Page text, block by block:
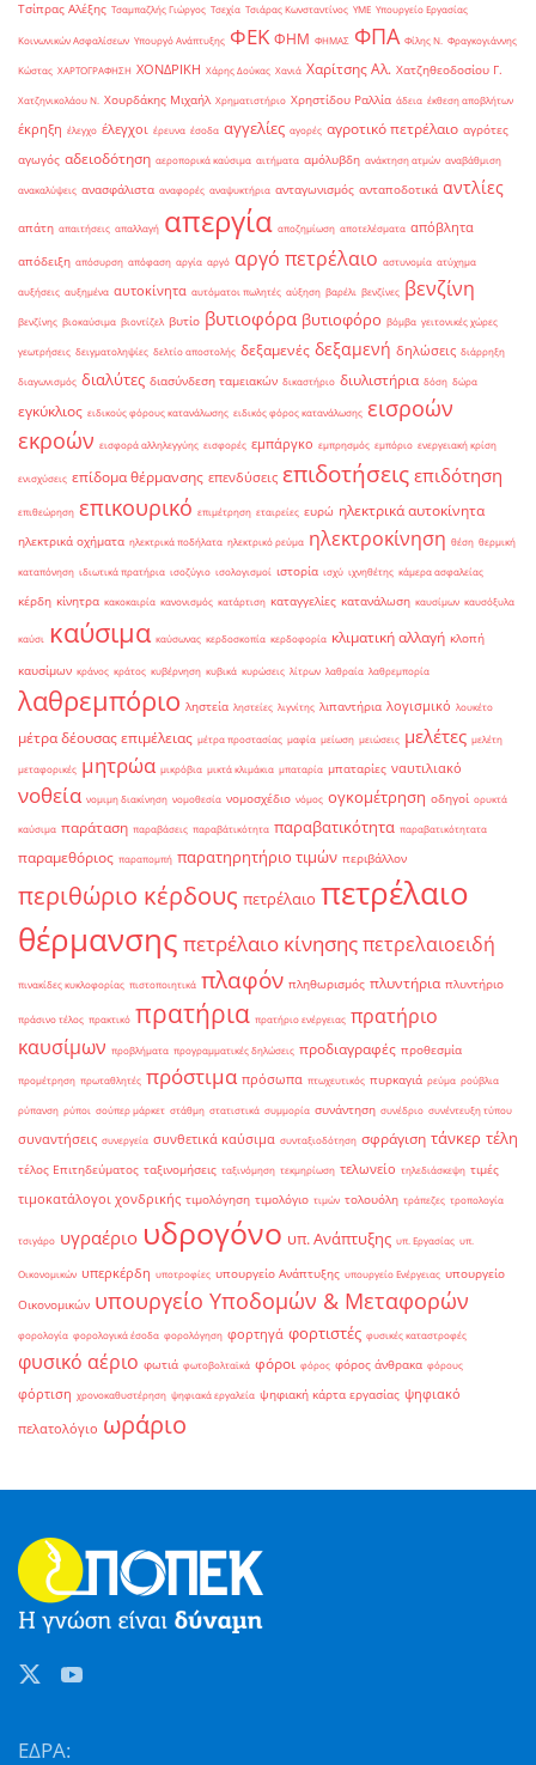
Τσίπρας Αλέξης Τσαμπαζλής Γιώργος Τσεχία Τσιάρας Κωνσταντίνος ΥΜΕ Υπουργείο Εργασίας
Κοινωνικών Ασφαλίσεων Υπουργό Ανάπτυξης ΦΕΚ ΦΗΜ ΦΗΜΑΣ ΦΠΑ Φίλης Ν. Φραγκογιάννης
Κώστας ΧΑΡΤΟΓΡΑΦΗΣΗ ΧΟΝΔΡΙΚΗ Χάρης Δούκας Χανιά Χαρίτσης Αλ. Χατζηθεοδοσίου Γ.
Χατζηνικολάου Ν. Χουρδάκης Μιχαήλ Χρηματιστήριο Χρηστίδου Ραλλία άδεια έκθεση αποβλήτων
έκρηξη έλεγχο έλεγχοι έρευνα έσοδα αγγελίες αγορές αγροτικό πετρέλαιο αγρότες
αγωγός αδειοδότηση αεροπορικά καύσιμα αιτήματα αμόλυβδη ανάκτηση ατμών αναβάθμιση
ανακαλύψεις ανασφάλιστα αναφορές αναψυκτήρια ανταγωνισμός ανταποδοτικά αντλίες
απάτη απαιτήσεις απαλλαγή απεργία αποζημίωση αποτελέσματα απόβλητα
απόδειξη απόσυρση απόφαση αργία αργό αργό πετρέλαιο αστυνομία ατύχημα
αυξήσεις αυξημένα αυτοκίνητα αυτόματοι πωλητές αύξηση βαρέλι βενζίνες βενζίνη
βενζίνης βιοκαύσιμα βιοντίζελ βυτίο βυτιοφόρα βυτιοφόρο βόμβα γειτονικές χώρες
γεωτρήσεις δειγματοληψίες δελτίο αποστολής δεξαμενές δεξαμενή δηλώσεις διάρρηξη
διαγωνισμός διαλύτες διασύνδεση ταμειακών δικαστήριο διυλιστήρια δόση δώρα
εγκύκλιος ειδικούς φόρους κατανάλωσης ειδικός φόρος κατανάλωσης εισροών
εκροών εισφορά αλληλεγγύης εισφορές εμπάργκο εμπρησμός εμπόριο ενεργειακή κρίση
ενισχύσεις επίδομα θέρμανσης επενδύσεις επιδοτήσεις επιδότηση
επιθεώρηση επικουρικό επιμέτρηση εταιρείες ευρώ ηλεκτρικά αυτοκίνητα
ηλεκτρικά οχήματα ηλεκτρικά ποδήλατα ηλεκτρικό ρεύμα ηλεκτροκίνηση θέση θερμική
καταπόνηση ιδιωτικά πρατήρια ισοζύγιο ισολογισμοί ιστορία ισχύ ιχνηθέτης κάμερα ασφαλείας
κέρδη κίνητρα κακοκαιρία κανονισμός κατάρτιση καταγγελίες κατανάλωση καυσίμων καυσόξυλα
καύσι καύσιμα καύσωνας κερδοσκοπία κερδοφορία κλιματική αλλαγή κλοπή
καυσίμων κράνος κράτος κυβέρνηση κυβικά κυρώσεις λίτρων λαθραία λαθρεμπορία
λαθρεμπόριο ληστεία ληστείες λιγνίτης λιπαντήρια λογισμικό λουκέτο
μέτρα δέουσας επιμέλειας μέτρα προστασίας μαφία μείωση μειώσεις μελέτες μελέτη
μεταφορικές μητρώα μικρόβια μικτά κλιμάκια μπαταρία μπαταρίες ναυτιλιακό
νοθεία νομιμη διακίνηση νομοθεσία νομοσχέδιο νόμος ογκομέτρηση οδηγοί ορυκτά
καύσιμα παράταση παραβάσεις παραβάτικότητα παραβατικότητα παραβατικότητατα
παραμεθόριος παραπομπή παρατηρητήριο τιμών περιβάλλον
περιθώριο κέρδους πετρέλαιο πετρέλαιο
θέρμανσης πετρέλαιο κίνησηςπετρελαιοειδή
πινακίδες κυκλοφορίας πιστοποιητικά πλαφόν πληθωρισμός πλυντήρια πλυντήριο
πράσινο τέλος πρακτικό πρατήρια πρατήριο ενέργειας πρατήριο
καυσίμων προβλήματα προγραμματικές δηλώσεις προδιαγραφές προθεσμία
προμέτρηση πρωταθλητές πρόστιμα πρόσωπα πτωχευτικός πυρκαγιά ρεύμα ρούβλια
ρύπανση ρύποι σούπερ μάρκετ στάθμη στατιστικά συμμορία συνάντηση συνέδριο συνέντευξη τύπου
συναντήσεις συνεργεία συνθετικά καύσιμα συνταξιοδότηση σφράγιση τάνκερ τέλη
τέλος Επιτηδεύματος ταξινομήσεις ταξινόμηση τεκμηρίωση τελωνείο τηλεδιάσκεψη τιμές
τιμοκατάλογοι χονδρικής τιμολόγηση τιμολόγιο τιμών τολουόλη τράπεζες τροπολογία
τσιγάρο υγραέριο υδρογόνο υπ. Ανάπτυξης υπ. Εργασίας υπ.
Οικονομικών υπερκέρδη υποτροφίες υπουργείο Ανάπτυξης υπουργείο Ενέργειας υπουργείο
Οικονομικών υπουργείο Υποδομών & Μεταφορών
φορολογία φορολογικά έσοδα φορολόγηση φορτηγά φορτιστές φυσικές καταστροφές
φυσικό αέριο φωτιά φωτοβολταϊκά φόροι φόρος φόρος άνθρακα φόρους
φόρτιση χρονοκαθυστέρηση ψηφιακά εργαλεία ψηφιακή κάρτα εργασίας ψηφιακό
πελατολόγιο ωράριο
ΕΔΡΑ: